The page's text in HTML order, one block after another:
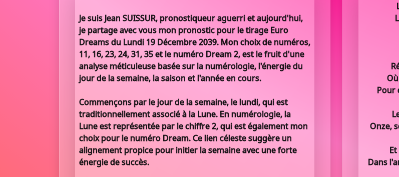
Je suis Jean SUISSUR, pronostiqueur aguerri et aujourd'hui,
je partage avec vous mon pronostic pour le tirage Euro
Dreams du Lundi 19 Décembre 2039. Mon choix de numéros,
11, 16, 23, 24, 31, 35 et le numéro Dream 2, est le fruit d'une
analyse méticuleuse basée sur la numérologie, l'énergie du
jour de la semaine, la saison et l'année en cours.
Commençons par le jour de la semaine, le lundi, qui est
traditionnellement associé à la Lune. En numérologie, la
Lune est représentée par le chiffre 2, qui est également mon
choix pour le numéro Dream. Ce lien céleste suggère un
alignement propice pour initier la semaine avec une forte
énergie de succès.
Pour
Onze,
Dans